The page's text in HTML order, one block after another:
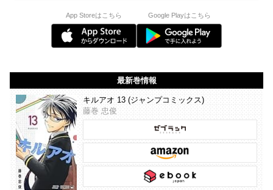
App Storeはこちら Google Playはこちら
最新巻情報
キルアオ 13 (ジャンプコミックス)
藤巻 忠俊